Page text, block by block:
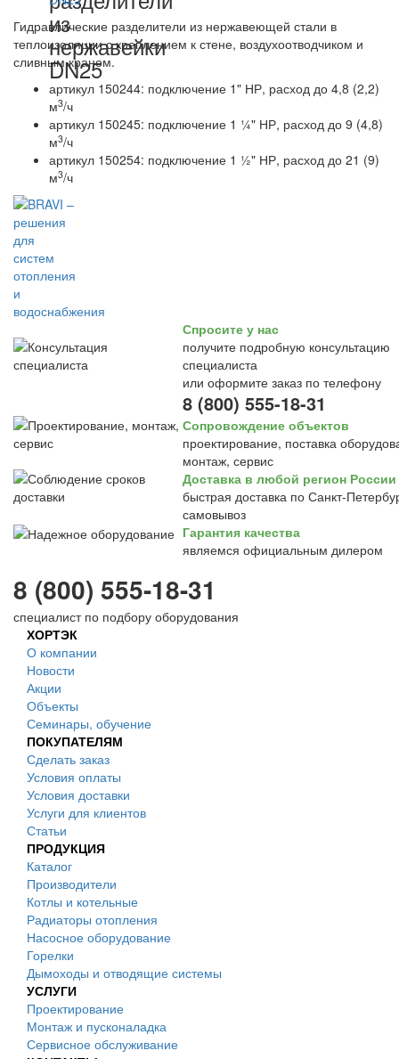
из
нержавейки
DN25
Гидравлические разделители из нержавеющей стали в
теплоизоляции с креплением к стене, воздухоотводчиком и
сливным краном.
артикул 150244: подключение 1" НР, расход до 4,8 (2,2)
м3/ч
артикул 150245: подключение 1 ¼" НР, расход до 9 (4,8)
м3/ч
артикул 150254: подключение 1 ½" НР, расход до 21 (9)
м3/ч
Спросите у нас
получите подробную консультацию
специалиста
или оформите заказ по телефону
8 (800) 555-18-31
Сопровождение объектов
проектирование, поставка
монтаж, сервис
Доставка в любой регион России
быстрая доставка по Санкт-
самовывоз
Гарантия качества
являемся официальным дилером
8 (800) 555-18-31
специалист по подбору оборудования
ХОРТЭК
О компании
Новости
Акции
Объекты
Семинары, обучение
ПОКУПАТЕЛЯМ
Сделать заказ
Условия оплаты
Условия доставки
Услуги для клиентов
Статьи
ПРОДУКЦИЯ
Каталог
Производители
Котлы и котельные
Радиаторы отопления
Насосное оборудование
Горелки
Дымоходы и отводящие системы
УСЛУГИ
Проектирование
Монтаж и пусконаладка
Сервисное обслуживание